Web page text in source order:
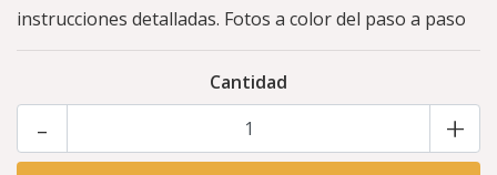
instrucciones detalladas. Fotos a color del paso a paso
Cantidad
+
-